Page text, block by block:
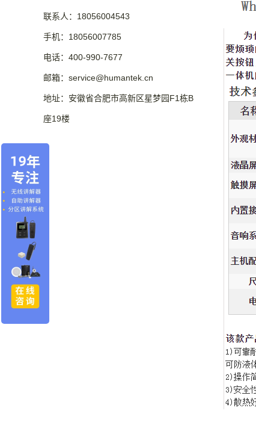
联系人：18056004543
手机：18056007785
电话：400-990-7677
邮箱：service@humantek.cn
地址：安徽省合肥市高新区星梦园F1栋B
座19楼